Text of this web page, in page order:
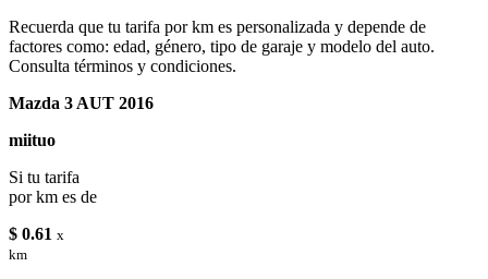
Recuerda que tu tarifa por km es personalizada y depende de
factores como: edad, género, tipo de garaje y modelo del auto.
Consulta términos y condiciones.
Mazda 3 AUT 2016
miituo
Si tu tarifa
por km es de
$ 0.61 x
km